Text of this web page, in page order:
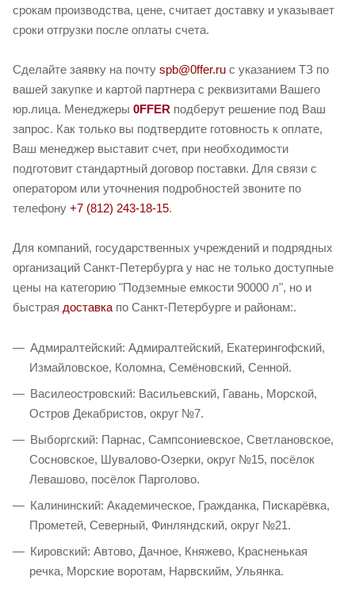
срокам производства, цене, считает доставку и указывает
сроки отгрузки после оплаты счета.
Сделайте заявку на почту spb@0ffer.ru с указанием ТЗ по
вашей закупке и картой партнера с реквизитами Вашего
юр.лица. Менеджеры 0FFER подберут решение под Ваш
запрос. Как только вы подтвердите готовность к оплате,
Ваш менеджер выставит счет, при необходимости
подготовит стандартный договор поставки. Для связи с
оператором или уточнения подробностей звоните по
телефону +7 (812) 243-18-15.
Для компаний, государственных учреждений и подрядных
организаций Санкт-Петербурга у нас не только доступные
цены на категорию "Подземные емкости 90000 л", но и
быстрая доставка по Санкт-Петербурге и районам:.
Адмиралтейский: Адмиралтейский, Екатерингофский,
Измайловское, Коломна, Семёновский, Сенной.
Василеостровский: Васильевский, Гавань, Морской,
Остров Декабристов, округ №7.
Выборгский: Парнас, Сампсониевское, Светлановское,
Сосновское, Шувалово-Озерки, округ №15, посёлок
Левашово, посёлок Парголово.
Калининский: Академическое, Гражданка, Пискарёвка,
Прометей, Северный, Финляндский, округ №21.
Кировский: Автово, Дачное, Княжево, Красненькая
речка, Морские воротам, Нарвскийм, Ульянка.